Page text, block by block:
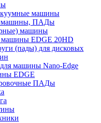
машины
машины, ПАДы
машины
машины EDGE 20HD
(пады) для дисковых
машины Nano-Edge
EDGE
ПАДы